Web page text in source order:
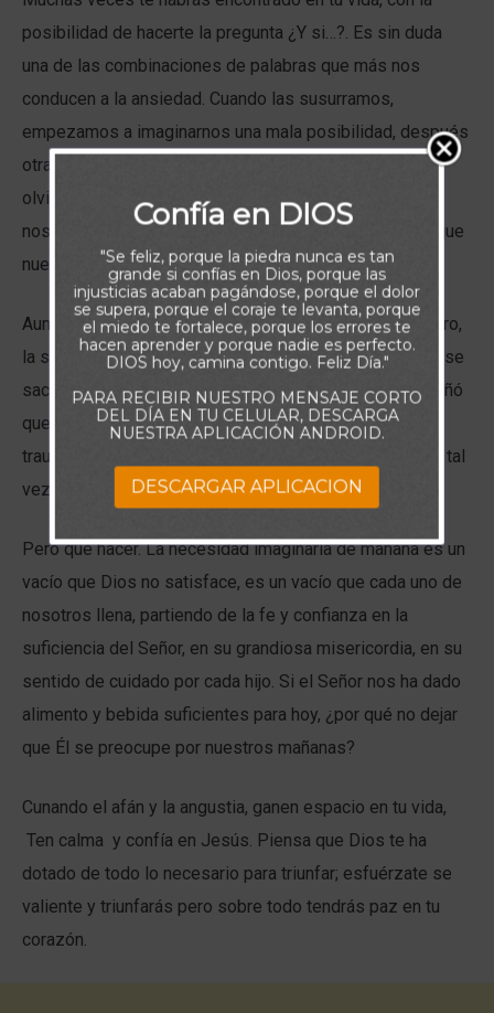
posibilidad de hacerte la pregunta ¿Y si…?. Es sin duda
una de las combinaciones de palabras que más nos
conducen a la ansiedad. Cuando las susurramos,
empezamos a imaginarnos una mala posibilidad, después
otra, y mas tarde, las dos negativas juntas. Podemos
olvidar que Dios nunca agotó sus provisiones para
nosotros ante una necesidad y pensar en el temor de que
nuestro pozo podría secarse mañana.
Aunque es indudablemente sabio planificar para el futuro,
la sed imaginaria del mañana es una necesidad que no se
sacia, aunque nuestro pozo esté lleno hoy. Jesús enseñó
que es inútil preocuparse por el futuro. No deberíamos
traumatizarnos con lo que podría suceder ni con lo que tal
vez tengamos.
Pero que hacer. La necesidad imaginaria de mañana es un
vacío que Dios no satisface, es un vacío que cada uno de
nosotros llena, partiendo de la fe y confianza en la
suficiencia del Señor, en su grandiosa misericordia, en su
sentido de cuidado por cada hijo. Si el Señor nos ha dado
alimento y bebida suficientes para hoy, ¿por qué no dejar
que Él se preocupe por nuestros mañanas?
Cunando el afán y la angustia, ganen espacio en tu vida,
Ten calma y confía en Jesús. Piensa que Dios te ha
dotado de todo lo necesario para triunfar; esfuérzate se
valiente y triunfarás pero sobre todo tendrás paz en tu
corazón.
Confía en DIOS
"Se feliz, porque la piedra nunca es tan
grande si confías en Dios, porque las
injusticias acaban pagándose, porque el dolor
se supera, porque el coraje te levanta, porque
el miedo te fortalece, porque los errores te
hacen aprender y porque nadie es perfecto.
DIOS hoy, camina contigo. Feliz Día."
PARA RECIBIR NUESTRO MENSAJE CORTO
DEL DÍA EN TU CELULAR, DESCARGA
NUESTRA APLICACIÓN ANDROID.
DESCARGAR APLICACION